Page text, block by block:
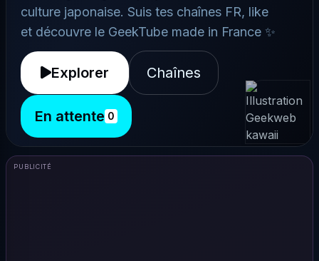
culture japonaise. Suis tes chaînes FR, like
et découvre le GeekTube made in France ✨
Explorer Chaînes
En attente 0
PUBLICITÉ